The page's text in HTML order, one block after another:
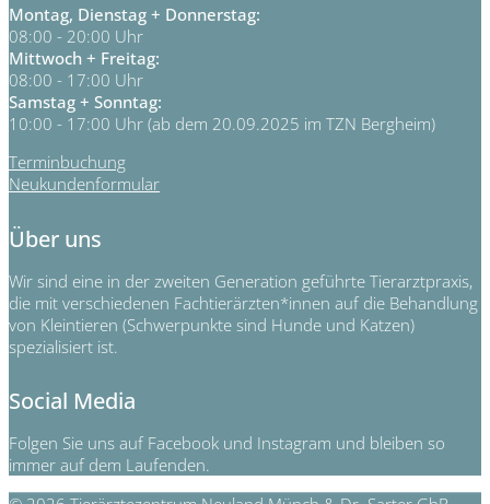
Montag, Dienstag + Donnerstag:
08:00 - 20:00 Uhr
Mittwoch + Freitag:
08:00 - 17:00 Uhr
Samstag + Sonntag:
10:00 - 17:00 Uhr (ab dem 20.09.2025 im TZN Bergheim)
Terminbuchung
Neukundenformular
Über uns
Wir sind eine in der zweiten Generation geführte Tierarztpraxis,
die mit verschiedenen Fachtierärzten*innen auf die Behandlung
von Kleintieren (Schwerpunkte sind Hunde und Katzen)
spezialisiert ist.
Social Media
Folgen Sie uns auf Facebook und Instagram und bleiben so
immer auf dem Laufenden.